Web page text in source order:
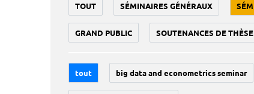
TOUT SÉMINAIRES GÉNÉRAUX
GRAND PUBLIC SOUTENANCES DE THÈSE
tout big data and econometrics seminar